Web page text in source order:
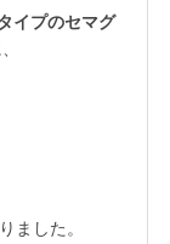
イプのセマグ
ました。